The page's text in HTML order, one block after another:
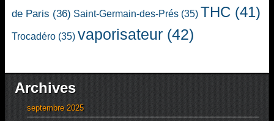
de Paris (36) Saint-Germain-des-Prés (35) THC (41)
Trocadéro (35) vaporisateur (42)
Archives
septembre 2025